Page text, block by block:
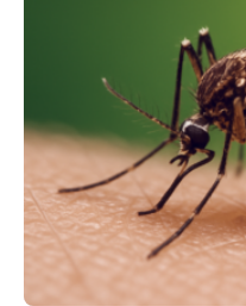
Grünalgen, die vor
lebten. Unter den
die noch heute in der
Süßwasseralge
dieser Gruppe bilden
mit scheibenförmiger
nächsten…